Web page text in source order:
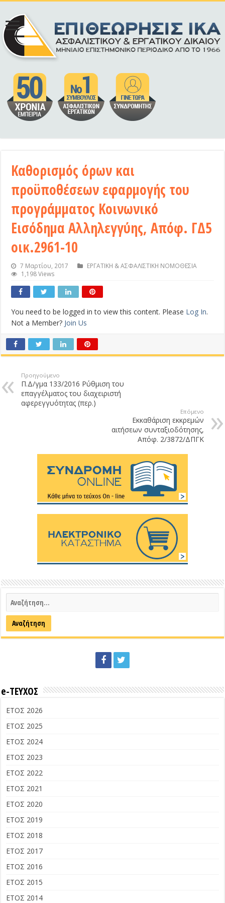
Καθορισμός όρων και
προϋποθέσεων εφαρμογής του
προγράμματος Κοινωνικό
Εισόδημα Αλληλεγγύης, Απόφ. ΓΔ5
οικ.2961-10
7 Μαρτίου, 2017
ΕΡΓΑΤΙΚΗ & ΑΣΦΑΛΙΣΤΙΚΗ ΝΟΜΟΘΕΣΙΑ
1,198 Views
You need to be logged in to view this content. Please Log In.
Not a Member? Join Us
Προηγούμενο
Π.Δ/γμα 133/2016 Ρύθμιση του
επαγγέλματος του διαχειριστή
αφερεγγυότητας (περ.)
Επόμενο
Εκκαθάριση εκκρεμών
αιτήσεων συνταξιοδότησης,
Απόφ. 2/3872/ΔΠΓΚ
e-ΤΕΥΧΟΣ
ΕΤΟΣ 2026
ΕΤΟΣ 2025
ΕΤΟΣ 2024
ΕΤΟΣ 2023
ΕΤΟΣ 2022
ΕΤΟΣ 2021
ΕΤΟΣ 2020
ΕΤΟΣ 2019
ΕΤΟΣ 2018
ΕΤΟΣ 2017
ΕΤΟΣ 2016
ΕΤΟΣ 2015
ΕΤΟΣ 2014